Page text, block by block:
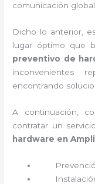
comunicación global.
Dicho lo anterior,
lugar óptimo que
preventivo de
inconvenientes
encontrando
A continuación,
contratar un
hardware en